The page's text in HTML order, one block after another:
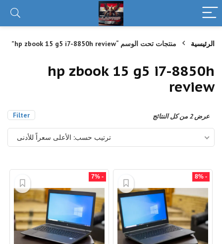
الرئيسية منتجات تحت الوسم “hp zbook 15 g5 i7-8850h review”
hp zbook 15 g5 i7-8850h
review
Filter عرض ⁦2⁩ من كل النتائج
الأدنى
ترتيب حسب: الأعلى سعراً للأدنى
- 8%
- 7%